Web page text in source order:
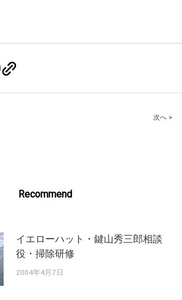
次へ >
Recommend
イエローハット・鍵山秀三郎相談
役・掃除研修
2004年4月7日